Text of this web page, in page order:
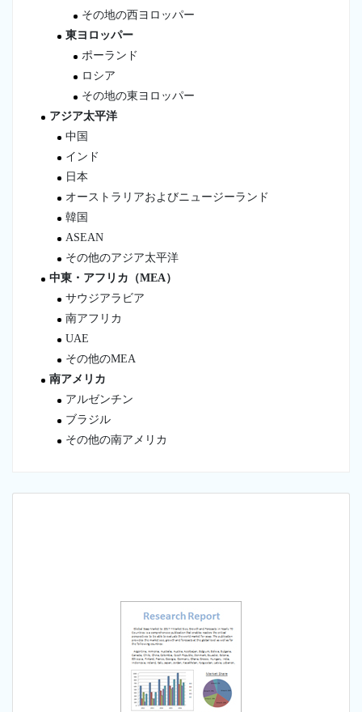
その地の西ヨロッパー
東ヨロッパー
ポーランド
ロシア
その地の東ヨロッパー
アジア太平洋
中国
インド
日本
オーストラリアおよびニュージーランド
韓国
ASEAN
その他のアジア太平洋
中東・アフリカ（MEA）
サウジアラビア
南アフリカ
UAE
その他のMEA
南アメリカ
アルゼンチン
ブラジル
その他の南アメリカ